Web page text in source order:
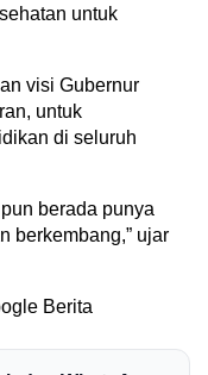
untuk
visi Gubernur
untuk
di seluruh
berada punya
berkembang,” ujar
Berita